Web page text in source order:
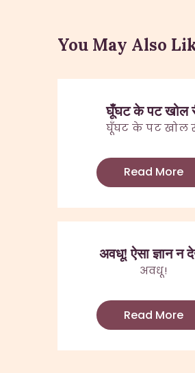
You May Also
घूँघट के पट खोल
घूँघट के पट खोल
Read More
अवधू! ऐसा ज्ञान न
अवधू!
Read More